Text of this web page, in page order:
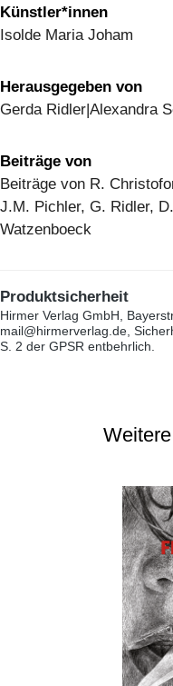
Künstler*innen
Isolde Maria Joham
Herausgegeben von
Gerda Ridler|Alexandra
Beiträge von
Beiträge von R.
J.M. Pichler, G. Ridler,
Watzenboeck
Produktsicherheit
Hirmer Verlag GmbH,
mail@hirmerverlag.de,
S. 2 der GPSR entbehrlich.